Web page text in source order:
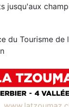
jusqu'aux
du Tourisme de